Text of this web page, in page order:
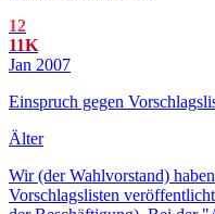
12
11K
Jan 2007
Einspruch gegen
Älter
Wir (der Wahlvorstand)
Vorschlagslisten